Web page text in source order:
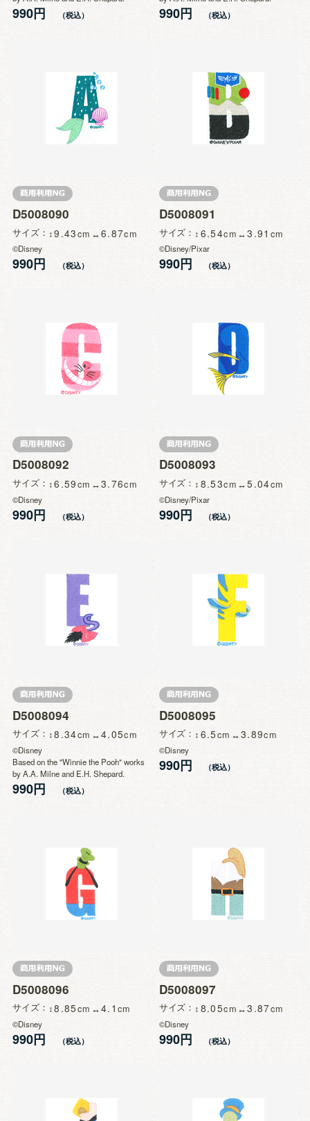
990円 990円
D5008090
サイズ 9.43 6.87
©Disney
990円
D5008091
サイズ 6.54 3.91
©Disney/Pixar
990円
D5008092
サイズ 6.59 3.76
©Disney
990円
D5008093
サイズ 8.53 5.04
©Disney/Pixar
990円
D5008094
サイズ 8.34 4.05
©Disney
Based on the "Winnie the Pooh" works
by A.A. Milne and E.H. Shepard.
990円
D5008095
サイズ 6.5 3.89
©Disney
990円
D5008096
サイズ 8.85 4.1
©Disney
990円
D5008097
サイズ 8.05 3.87
©Disney
990円